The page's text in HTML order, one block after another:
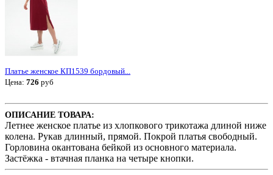
Платье женское КП1539 бордовый...
Цена: 726 руб
ОПИСАНИЕ ТОВАРА:
Летнее женское платье из хлопкового трикотажа длиной ниже
колена. Рукав длинный, прямой. Покрой платья свободный.
Горловина окантована бейкой из основного материала.
Застёжка - втачная планка на четыре кнопки.